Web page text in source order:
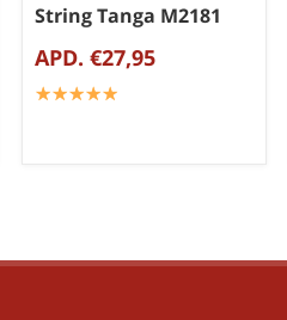
String Tanga M2181
APD. €27,95
☆☆☆☆☆
★★★★★